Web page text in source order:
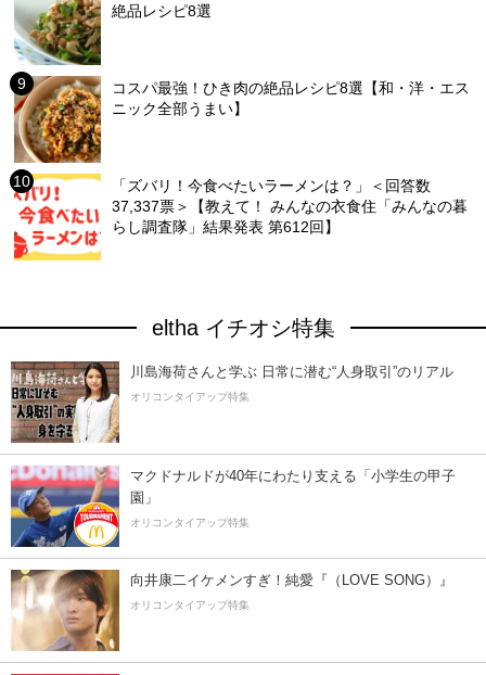
絶品レシピ8選
コスパ最強！ひき肉の絶品レシピ8選【和・洋・エス
ニック全部うまい】
「ズバリ！今食べたいラーメンは？」＜回答数
37,337票＞【教えて！ みんなの衣食住「みんなの暮
らし調査隊」結果発表 第612回】
eltha イチオシ特集
川島海荷さんと学ぶ 日常に潜む“人身取引”のリアル
オリコンタイアップ特集
マクドナルドが40年にわたり支える「小学生の甲子
園」
オリコンタイアップ特集
向井康二イケメンすぎ！純愛『（LOVE SONG）』
オリコンタイアップ特集